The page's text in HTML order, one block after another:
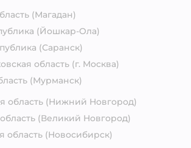
(Магадан)
(Йошкар-Ола)
(Саранск)
область (г. Москва)
(Мурманск)
область (Нижний Новгород)
(Великий Новгород)
область (Новосибирск)